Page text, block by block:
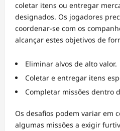
coletar itens ou entregar
designados. Os jogadores
coordenar-se com os
alcançar estes objetivos de
Eliminar alvos de alto valor.
Coletar e entregar itens
Completar missões dentro
Os desafios podem variar em
algumas missões a exigir